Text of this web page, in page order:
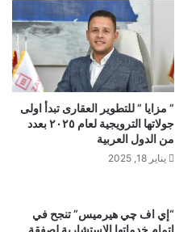
” مزايا ” للتطوير العقارى تبدأ اولى
جولاتها الترويجية لعام ٢٠٢٥ بعدد
من الدول العربية
يناير 18, 2025
“إي اف چي هيرميس” تنجح في
إتمام خدماتها الاستشارية لصفقة